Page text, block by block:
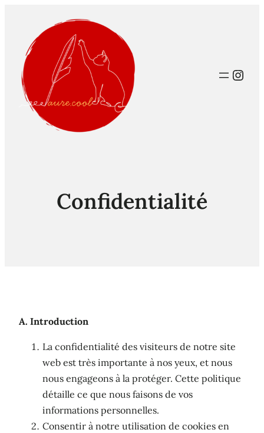
Confidentialité
A. Introduction
La confidentialité des visiteurs de notre site
web est très importante à nos yeux, et nous
nous engageons à la protéger. Cette politique
détaille ce que nous faisons de vos
informations personnelles.
Consentir à notre utilisation de cookies en